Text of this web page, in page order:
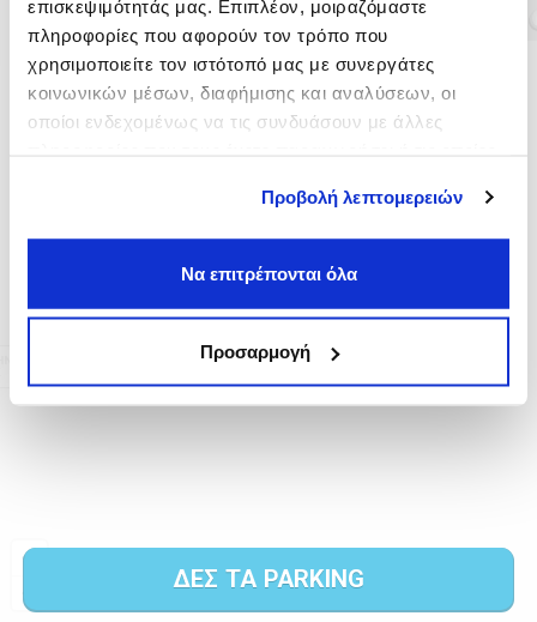
επισκεψιμότητάς μας. Επιπλέον, μοιραζόμαστε
πληροφορίες που αφορούν τον τρόπο που
χρησιμοποιείτε τον ιστότοπό μας με συνεργάτες
κοινωνικών μέσων, διαφήμισης και αναλύσεων, οι
οποίοι ενδεχομένως να τις συνδυάσουν με άλλες
Προβολή λεπτομερειών
Να επιτρέπονται όλα
Προσαρμογή
ΔΕΣ ΤΑ PARKING